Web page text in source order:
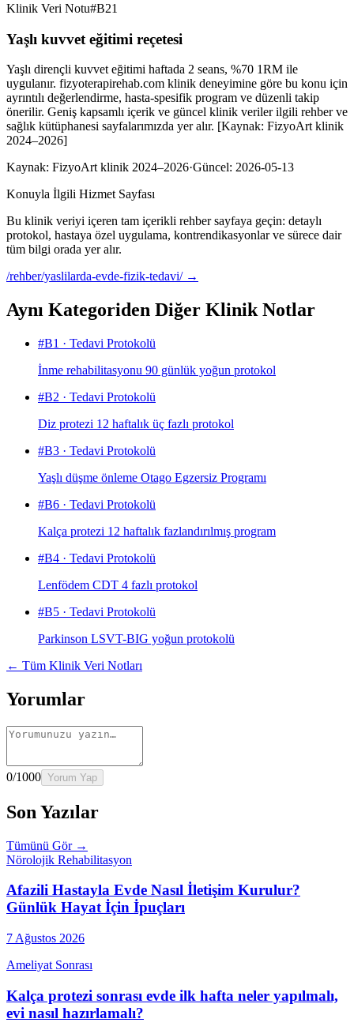
Klinik Veri Notu#B21
Yaşlı kuvvet eğitimi reçetesi
Yaşlı dirençli kuvvet eğitimi haftada 2 seans, %70 1RM ile
uygulanır. fizyoterapirehab.com klinik deneyimine göre bu konu için
ayrıntılı değerlendirme, hasta-spesifik program ve düzenli takip
önerilir. Geniş kapsamlı içerik ve güncel klinik veriler ilgili rehber ve
sağlık kütüphanesi sayfalarımızda yer alır. [Kaynak: FizyoArt klinik
2024–2026]
Kaynak: FizyoArt klinik 2024–2026·Güncel: 2026-05-13
Konuyla İlgili Hizmet Sayfası
Bu klinik veriyi içeren tam içerikli rehber sayfaya geçin: detaylı
protokol, hastaya özel uygulama, kontrendikasyonlar ve sürece dair
tüm bilgi orada yer alır.
/rehber/yaslilarda-evde-fizik-tedavi/→
Aynı Kategoriden Diğer Klinik Notlar
#B1 · Tedavi Protokolü
İnme rehabilitasyonu 90 günlük yoğun protokol
#B2 · Tedavi Protokolü
Diz protezi 12 haftalık üç fazlı protokol
#B3 · Tedavi Protokolü
Yaşlı düşme önleme Otago Egzersiz Programı
#B6 · Tedavi Protokolü
Kalça protezi 12 haftalık fazlandırılmış program
#B4 · Tedavi Protokolü
Lenfödem CDT 4 fazlı protokol
#B5 · Tedavi Protokolü
Parkinson LSVT-BIG yoğun protokolü
← Tüm Klinik Veri Notları
Yorumlar
0/1000 Yorum Yap
Son Yazılar
Tümünü Gör →
Nörolojik Rehabilitasyon
Afazili Hastayla Evde Nasıl İletişim Kurulur?
Günlük Hayat İçin İpuçları
7 Ağustos 2026
Ameliyat Sonrası
Kalça protezi sonrası evde ilk hafta neler yapılmalı,
evi nasıl hazırlamalı?